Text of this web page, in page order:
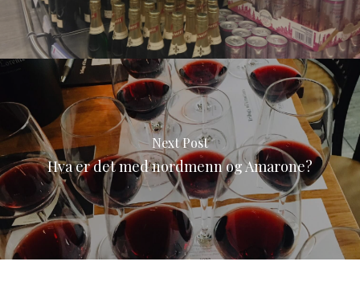
Next Post
Hva er det med nordmenn og Amarone?